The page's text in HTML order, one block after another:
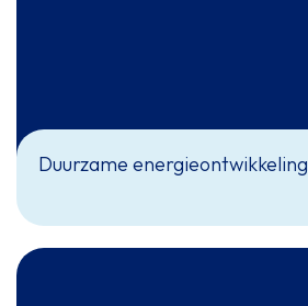
Duurzame energieontwikkeling